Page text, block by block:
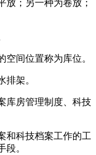
；另一种为卷放；
间位置称为库位。
架。
房管理制度、科技
科技档案工作的工
段。